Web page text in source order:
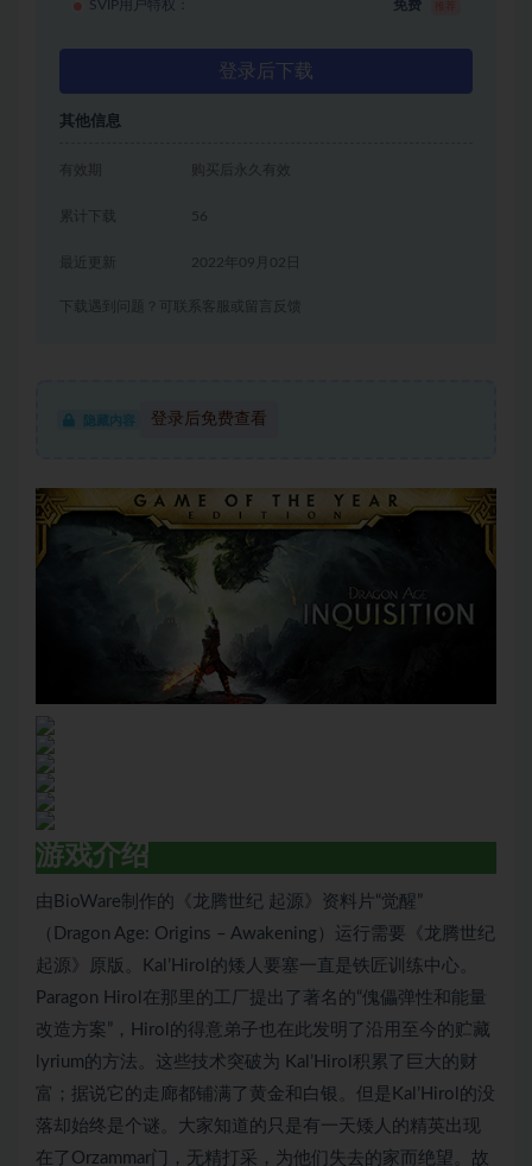
SVIP用户特权： 免费
登录后下载
其他信息
有效期 购买后永久有效
累计下载 56
2022年09月02日
下载遇到问题？可联系客服或留言反馈
隐藏内容 登录后免费查看
游戏介绍
由BioWare制作的《龙腾世纪 起源》资料片“觉醒”
（Dragon Age: Origins – Awakening）运行需要《龙腾世纪
起源》原版。Kal’Hirol的矮人要塞一直是铁匠训练中心。
Paragon Hirol在那里的工厂提出了著名的“傀儡弹性和能量
改造方案”，Hirol的得意弟子也在此发明了沿用至今的贮藏
lyrium的方法。这些技术突破为 Kal’Hirol积累了巨大的财
富；据说它的走廊都铺满了黄金和白银。但是Kal’Hirol的没
落却始终是个谜。大家知道的只是有一天矮人的精英出现
在了Orzammar门，无精打采，为他们失去的家而绝望。故